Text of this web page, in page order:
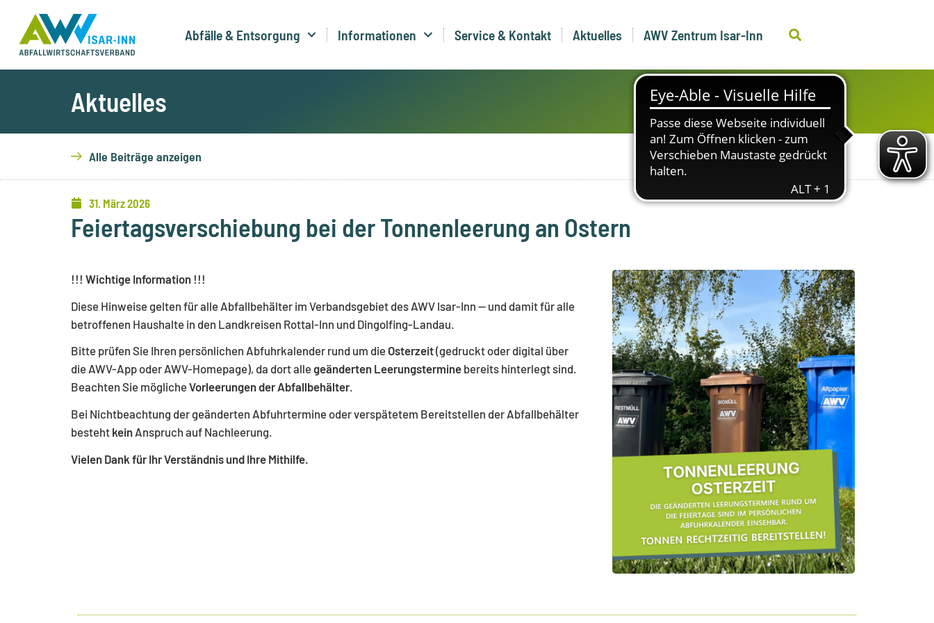
Inhalt
springen
Abfälle & Entsorgung Informationen Service & Kontakt Aktuelles AWV Zentrum Isar-Inn
Aktuelles
Alle Beiträge anzeigen
31. März 2026
Feiertagsverschiebung bei der Tonnenleerung an Ostern
!!! Wichtige Information !!!
Diese Hinweise gelten für alle Abfallbehälter im Verbandsgebiet des AWV Isar-Inn — und damit für alle
betroffenen Haushalte in den Landkreisen Rottal-Inn und Dingolfing-Landau.
Bitte prüfen Sie Ihren persönlichen Abfuhrkalender rund um die Osterzeit(gedruckt oder digital über
die AWV-App oder AWV-Homepage), da dort allegeänderten Leerungstermine bereits hinterlegt sind.
Beachten Sie möglicheVorleerungen der Abfallbehälter.
Bei Nichtbeachtung der geänderten Abfuhrtermine oder verspätetem Bereitstellen der Abfallbehälter
besteht kein Anspruch auf Nachleerung.
Vielen Dank für Ihr Verständnis und Ihre Mithilfe.